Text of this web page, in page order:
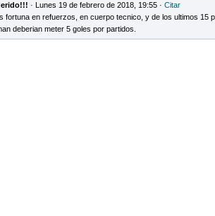
· Lunes 19 de febrero de 2018, 19:55 · Citar
fortuna en refuerzos, en cuerpo tecnico, y de los ultimos 15
deberian meter 5 goles por partidos.